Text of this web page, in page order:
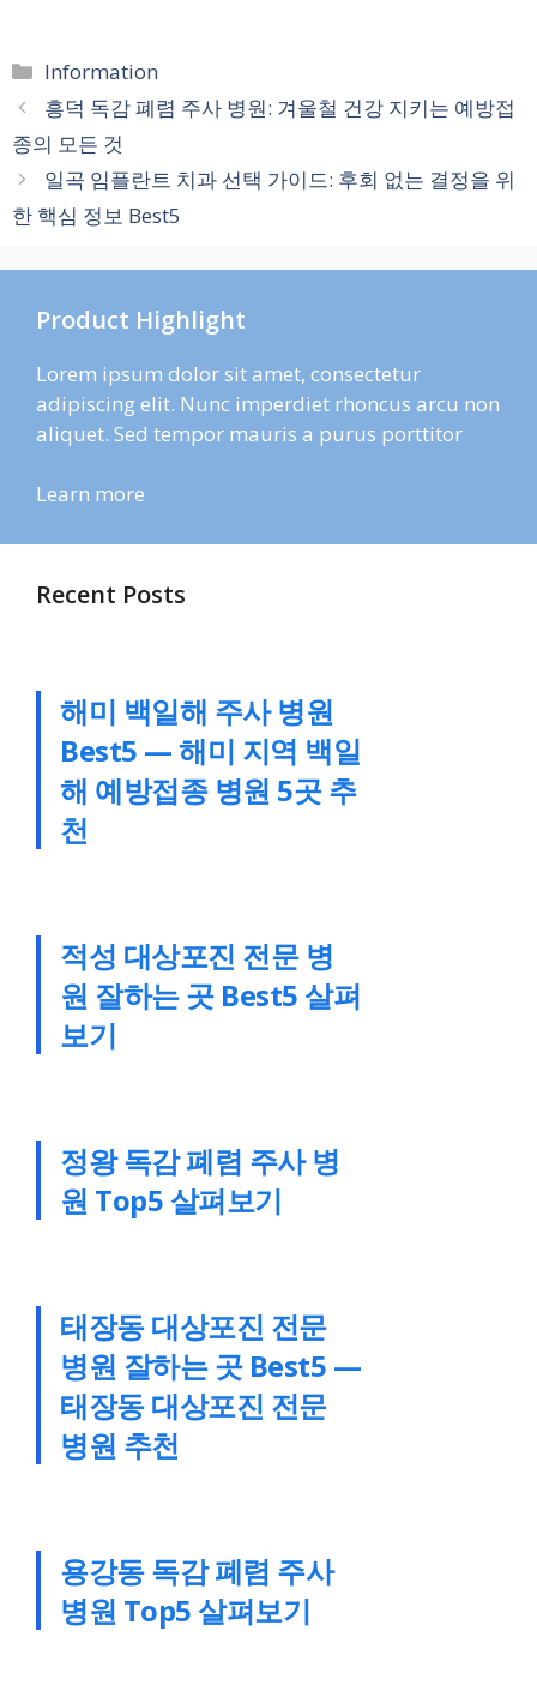
카
테
고
리
Information
흥덕 독감 폐렴 주사 병원: 겨울철 건강 지키는 예방접
종의 모든 것
일곡 임플란트 치과 선택 가이드: 후회 없는 결정을 위
한 핵심 정보 Best5
Product Highlight
Lorem ipsum dolor sit amet, consectetur
adipiscing elit. Nunc imperdiet rhoncus arcu non
aliquet. Sed tempor mauris a purus porttitor
Learn more
Recent Posts
해미 백일해 주사 병원
Best5 — 해미 지역 백일
해 예방접종 병원 5곳 추
천
적성 대상포진 전문 병
원 잘하는 곳 Best5 살펴
보기
정왕 독감 폐렴 주사 병
원 Top5 살펴보기
태장동 대상포진 전문
병원 잘하는 곳 Best5 —
태장동 대상포진 전문
병원 추천
용강동 독감 폐렴 주사
병원 Top5 살펴보기